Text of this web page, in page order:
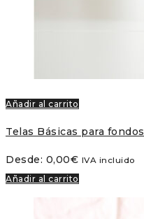
Añadir al carrito
Telas Básicas para fondos
Desde: 0,00€ IVA incluido
Añadir al carrito